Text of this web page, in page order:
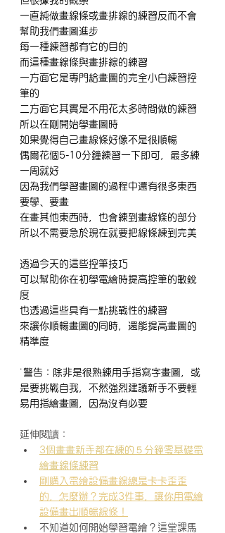
一直純做畫線條或畫排線的練習反而不會
幫助我們畫圖進步
每一種練習都有它的目的
而這種畫線條與畫排線的練習
一方面它是專門給畫圖的完全小白練習控
筆的
二方面它其實是不用花太多時間做的練習
所以在剛開始學畫圖時
如果覺得自己畫線條好像不是很順暢
偶爾花個5-10分鐘練習一下即可，最多練
一周就好
因為我們學習畫圖的過程中還有很多東西
要學、要畫
在畫其他東西時，也會練到畫線條的部分
所以不需要急於現在就要把線條練到完美
透過今天的這些控筆技巧
可以幫助你在初學電繪時提高控筆的敏銳
度
也透過這些具有一點挑戰性的練習
來讓你順暢畫圖的同時，還能提高畫圖的
精準度
˙警告：除非是很熟練用手指寫字畫圖，或
是要挑戰自我，不然強烈建議新手不要輕
易用指繪畫圖，因為沒有必要
延伸閱讀：
3個畫畫新手都在練的５分鐘零基礎電
繪畫線條練習
剛購入電繪設備畫線總是卡卡歪歪
的，怎麼辦？完成3件事，讓你用電繪
設備畫出順暢線條！
不知道如何開始學習電繪？這堂課馬